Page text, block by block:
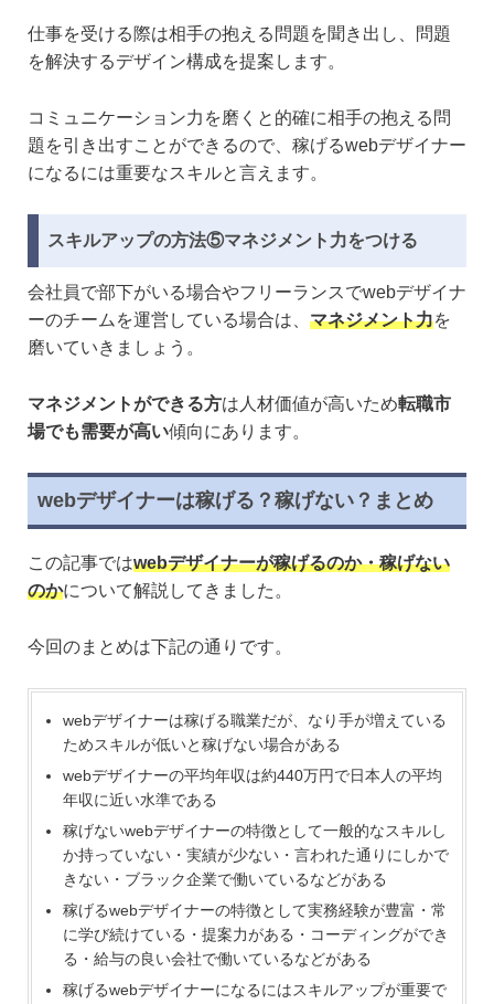
仕事を受ける際は相手の抱える問題を聞き出し、問題
を解決するデザイン構成を提案します。
コミュニケーション力を磨くと的確に相手の抱える問
題を引き出すことができるので、稼げるwebデザイナー
になるには重要なスキルと言えます。
スキルアップの方法⑤マネジメント力をつける
会社員で部下がいる場合やフリーランスでwebデザイナ
ーのチームを運営している場合は、 マネジメント力を
磨いていきましょう。
マネジメントができる方は人材価値が高いため転職市
場でも需要が高い傾向にあります。
webデザイナーは稼げる？稼げない？まとめ
この記事ではwebデザイナーが稼げるのか・稼げない
のかについて解説してきました。
今回のまとめは下記の通りです。
webデザイナーは稼げる職業だが、なり手が増えている
ためスキルが低いと稼げない場合がある
webデザイナーの平均年収は約440万円で日本人の平均
年収に近い水準である
稼げないwebデザイナーの特徴として一般的なスキルし
か持っていない・実績が少ない・言われた通りにしかで
きない・ブラック企業で働いているなどがある
稼げるwebデザイナーの特徴として実務経験が豊富・常
に学び続けている・提案力がある・コーディングができ
る・給与の良い会社で働いているなどがある
稼げるwebデザイナーになるにはスキルアップが重要で